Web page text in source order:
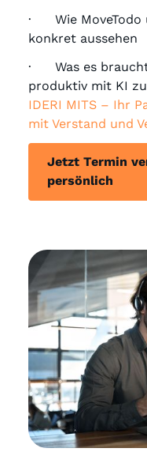
· Wie MoveTodo
konkret aussehen
· Was es
produktiv mit KI
IDERI MITS – Ihr
mit Verstand und
Jetzt Termin
persönlich